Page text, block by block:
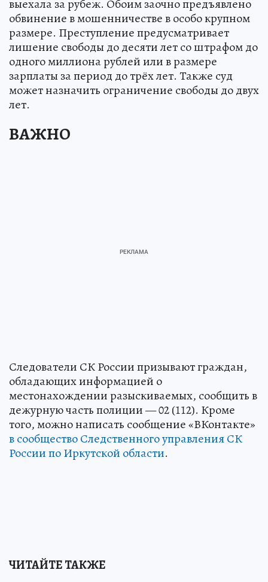
выехала за рубеж. Обоим заочно предъявлено
обвинение в мошенничестве в особо крупном
размере. Преступление предусматривает
лишение свободы до десяти лет со штрафом до
одного миллиона рублей или в размере
зарплаты за период до трёх лет. Также суд
может назначить ограничение свободы до двух
лет.
ВАЖНО
Следователи СК России призывают граждан,
обладающих информацией о
местонахождении разыскиваемых, сообщить в
дежурную часть полиции — 02 (112). Кроме
того, можно написать сообщение «ВКонтакте»
в сообщество Следственного управления СК
России по Иркутской области.
ЧИТАЙТЕ ТАКЖЕ